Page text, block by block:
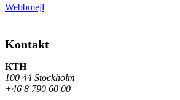
Webbmejl
Kontakt
KTH
100 44 Stockholm
+46 8 790 60 00